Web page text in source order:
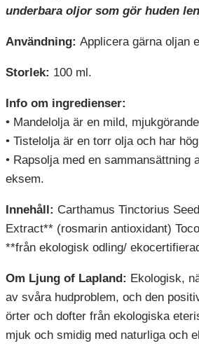
underbara oljor som gör huden
Användning: Applicera gärna oljan
Storlek: 100 ml.
Info om ingredienser:
• Mandelolja är en mild,
• Tistelolja är en torr olja och har
• Rapsolja med en
eksem.
Innehåll: Carthamus Tinctorius
Extract** (rosmarin antioxidant)
**från ekologisk odling/
Om Ljung of Lapland: Ekologisk,
av svåra hudproblem, och den
örter och dofter från ekologiska
mjuk och smidig med naturliga och